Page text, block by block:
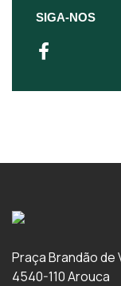
SIGA-NOS
Praça Brandão de
4540-110 Arouca